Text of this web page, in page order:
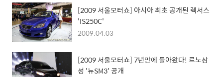
[2009 서울모터쇼] 아시아 최초 공개된 렉서스
'IS250C'
2009.04.03
[2009 서울모터쇼] 7년만에 돌아왔다! 르노삼
성 '뉴SM3' 공개